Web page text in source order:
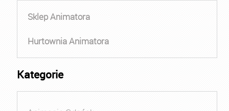
Sklep Animatora
Hurtownia Animatora
Kategorie